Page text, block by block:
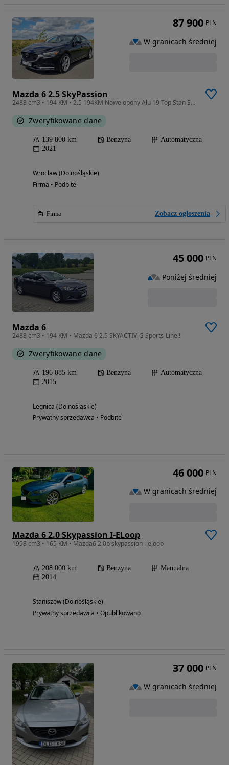
Mazda 6 2.5 SkyPassion
2488 cm3 • 194 KM • 2.5 194KM Nowe opony Alu 19 Top Stan Skóra
Zweryfikowane dane
139 800 km Benzyna
Automatyczna
2021
Wrocław (Dolnośląskie)
Firma • Podbite
Firma Zobacz ogłoszenia
87 900 PLN
W granicach średniej
Mazda 6
2488 cm3 • 194 KM • Mazda 6 2.5 SKYACTIV-G Sports-Line!!
Zweryfikowane dane
196 085 km Benzyna
Automatyczna
2015
Legnica (Dolnośląskie)
Prywatny sprzedawca • Podbite
45 000 PLN
Poniżej średniej
Mazda 6 2.0 Skypassion I-ELoop
1998 cm3 • 165 KM • Mazda6 2.0b skypassion i-eloop
208 000 km Benzyna
Manualna
2014
Staniszów (Dolnośląskie)
Prywatny sprzedawca • Opublikowano
46 000 PLN
W granicach średniej
37 000 PLN
W granicach średniej